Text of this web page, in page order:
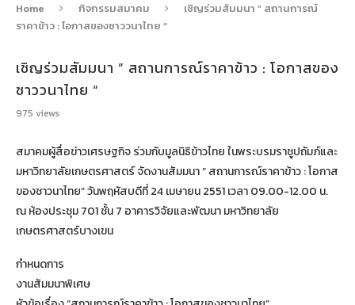
Home กิจกรรมสมาคม
เชิญร่วมสัมมนา ” สถานการณ์
ราคาข้าว : โอกาสของชาววนาไทย “
เชิญร่วมสัมมนา ” สถานการณ์ราคาข้าว : โอกาสของ
ชาววนาไทย “
975 views
สมาคมผู้สื่อข่าวเศรษฐกิจ ร่วมกับมูลนิธิข้าวไทย ในพระบรมราชูปถัมภ์และ
มหาวิทยาลัยเกษตรศาสตร์ จัดงานสัมมนา ” สถานการณ์ราคาข้าว : โอกาส
ของชาวนาไทย” วันพฤหัสบดีที่ 24 เมษายน 2551 เวลา 09.00-12.00 น.
ณ ห้องประชุม 701 ชั้น 7 อาคารวิจัยและพัฒนา มหาวิทยาลัย
เกษตรศาสตร์บางเขน
กำหนดการ
งานสัมมนาพิเศษ